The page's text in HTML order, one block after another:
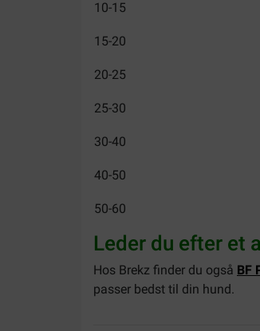
10-15
15-20
20-25
25-30
30-40
40-50
50-60
Leder du efter et
Hos Brekz finder du også BF
passer bedst til din hund.